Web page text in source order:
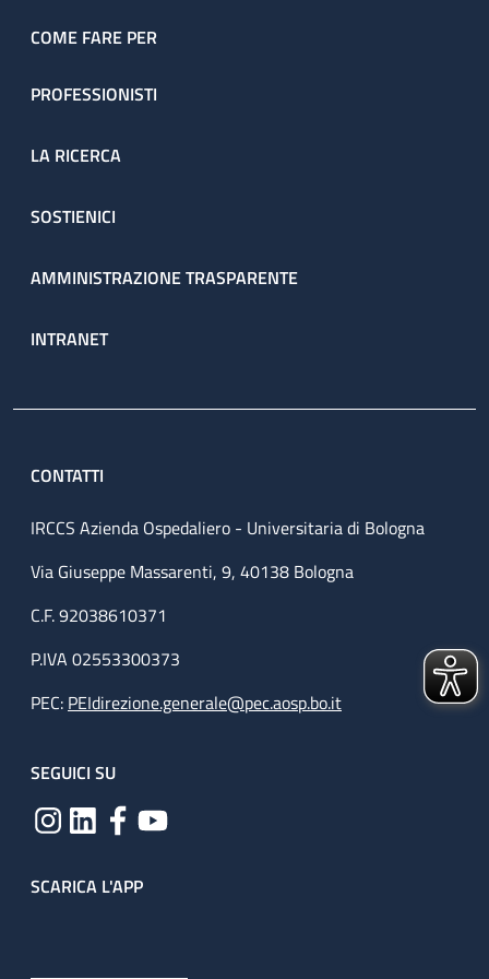
attraverso il percorso ambulatoriale complesso (PAC).
COME FARE PER
PROFESSIONISTI
LA RICERCA
SOSTIENICI
AMMINISTRAZIONE TRASPARENTE
INTRANET
CONTATTI
IRCCS Azienda Ospedaliero - Universitaria di Bologna
Via Giuseppe Massarenti, 9, 40138 Bologna
C.F. 92038610371
P.IVA 02553300373
PEC: PEIdirezione.generale@pec.aosp.bo.it
SEGUICI SU
SCARICA L'APP